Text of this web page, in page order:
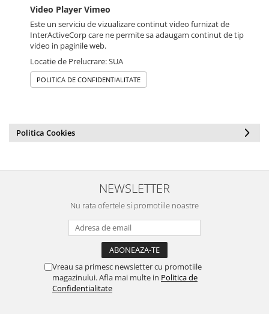
Video Player Vimeo
Este un serviciu de vizualizare continut video furnizat de
InterActiveCorp care ne permite sa adaugam continut de tip
video in paginile web.
Locatie de Prelucrare: SUA
POLITICA DE CONFIDENTIALITATE
Politica Cookies
NEWSLETTER
Nu rata ofertele si promotiile noastre
Vreau sa primesc newsletter cu promotiile
magazinului. Afla mai multe in Politica de
Confidentialitate